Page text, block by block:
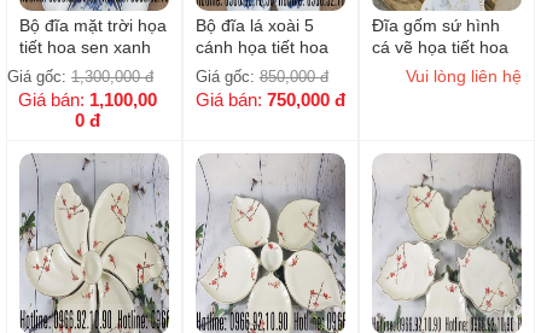
Bộ đĩa mặt trời họa
tiết hoa sen xanh
coban - 07 chi tiết
Giá gốc: 1,300,000 đ
Giá bán: 1,100,00
0 đ
Bộ đĩa lá xoài 5
cánh họa tiết hoa
sen xanh coban
Giá gốc:850,000 đ
Giá bán: 750,000 đ
Đĩa gốm sứ hình
cá vẽ họa tiết hoa
lá vẽ vàng kim
Vui lòng liên hệ